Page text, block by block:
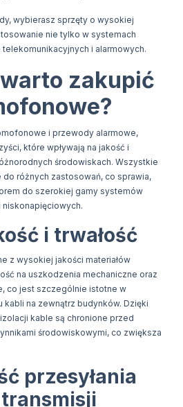
wybierasz sprzęty o wysokiej
nie tylko w systemach
i alarmowych.
zakupić
i przewody alarmowe,
które wpływają na jakość i
środowiskach. Wszystkie
różnych zastosowań, co sprawia,
do szerokiej gamy systemów
niskonapięciowych.
i trwałość
z wysokiej jakości materiałów
na uszkodzenia mechaniczne oraz
co jest szczególnie istotne w
kabli na zewnątrz budynków. Dzięki
kable są chronione przed
środowiskowymi, co zwiększa
przesyłania
transmisji